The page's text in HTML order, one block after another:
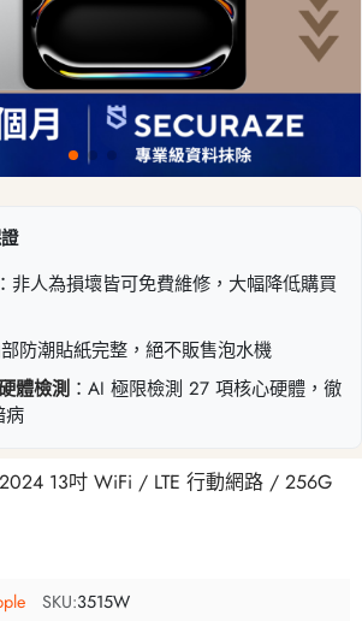
：非人為損壞皆可免費維修，大幅降低購買
防潮貼紙完整，絕不販售泡水機
體檢測 ：AI 極限檢測 27 項核心硬體，徹
病
13吋 WiFi / LTE 行動網路 / 256G
SKU:3515W